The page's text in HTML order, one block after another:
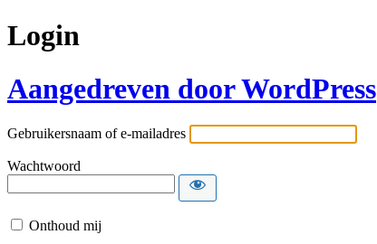
Login
Aangedreven door WordPress
Gebruikersnaam of e-mailadres
Wachtwoord
Onthoud mij